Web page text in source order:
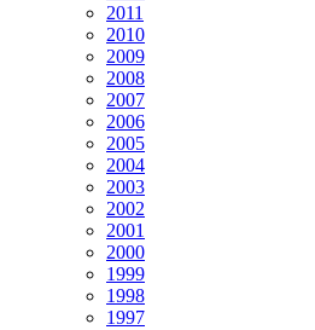
2011
2010
2009
2008
2007
2006
2005
2004
2003
2002
2001
2000
1999
1998
1997